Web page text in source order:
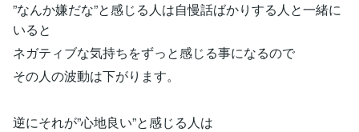
”なんか嫌だな”と感じる人は自慢話ばかりする人と一緒に
いると
ネガティブな気持ちをずっと感じる事になるので
その人の波動は下がります。
逆にそれが”心地良い”と感じる人は